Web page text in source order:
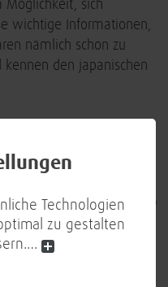
Technologien
zu gestalten
…
Möglichkeit, sich
wichtige Informationen,
nämlich schon zu
den japanischen
vor uns und hat
er mit unserer
helfen